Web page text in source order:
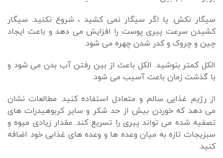
سیگار نکش. یا اگر سیگار نمی کشید ، شروع نکنید. سیگار
کشیدن سرعت پیری پوست را افزایش می دهد و باعث ایجاد
چین و چروک و کدر شدن چهره می شود.
الکل کمتر بنوشید. الکل باعث از بین رفتن آب بدن می شود و
با گذشت زمان باعث آسیب می شود.
از رژیم غذایی سالم و متعادل استفاده کنید. مطالعات نشان
می دهد که خوردن بیش از حد شکر و سایر کربوهیدرات های
تصفیه شده می تواند پیری را تسریع کند. مقدار زیادی میوه و
سبزیجات تازه به میان وعده ها و وعده های غذایی خود اضافه
کنید.